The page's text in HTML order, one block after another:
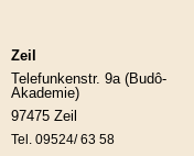
Zeil
Telefunkenstr. 9a (Budô-
Akademie)
97475 Zeil
Tel. 09524/ 63 58